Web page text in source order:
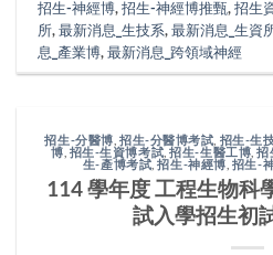
招生-神經博,招生-神經博推甄,招生
所,最新消息_生技系,最新消息_生資
息_產業博,最新消息_跨領域神經
招生-分醫博 招生-分醫博考試 招生-生
博 招生-生資博考試,招生-生醫工博 ,招
生-產博考試,招生-神經博 招生-
114 學年度 工程生物科
試入學招生初